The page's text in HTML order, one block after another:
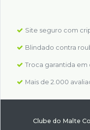
Site seguro com
Blindado contra
Troca garantida em
Mais de 2.000
Clube do Malte